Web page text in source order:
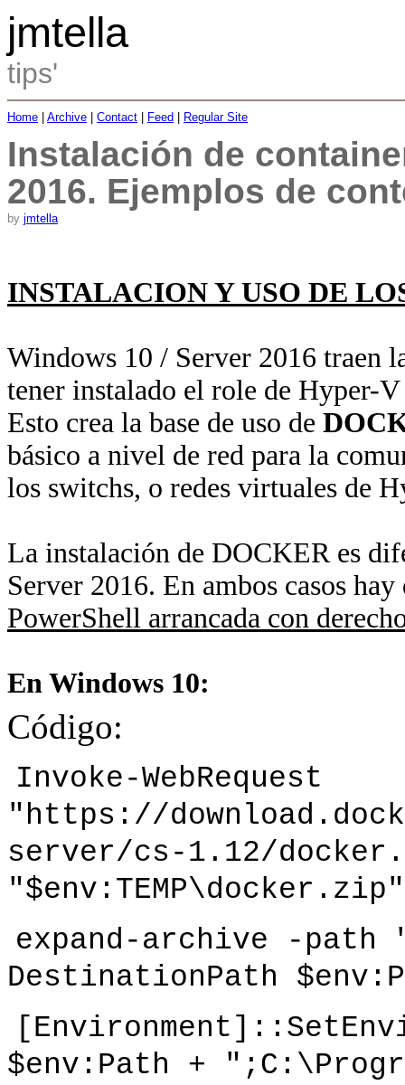
jmtella
tips'
Home Archive Contact Feed Regular Site
Instalación de
2016. Ejemplos de
by jmtella
INSTALACION Y USO DE
Windows 10 / Server 2016 traen
tener instalado el role de Hyper-
Esto crea la base de uso de
básico a nivel de red para la
los switchs, o redes virtuales de
La instalación de DOCKER es
Server 2016. En ambos casos
PowerShell arrancada con
En Windows 10:
Código:
Invoke-WebRequest
"https://
server/cs-1.12/
expand-archive -path
DestinationPath
$env:Path +